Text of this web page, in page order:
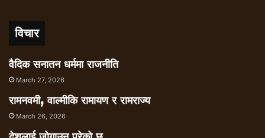
विचार
वैदिक सनातन धर्ममा राजनीति
March 27, 2026
रामनवमी, वाल्मीकि रामायण र रामराज्य
March 26, 2026